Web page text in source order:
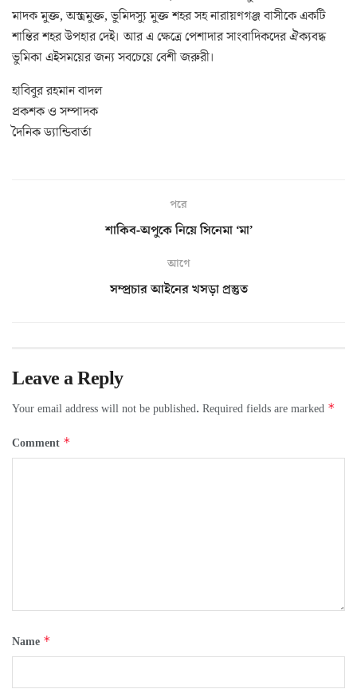
মাদক মুক্ত, অস্ত্রমুক্ত, ভুমিদস্যু মুক্ত শহর সহ নারায়ণগঞ্জ বাসীকে একটি
শান্তির শহর উপহার দেই। আর এ ক্ষেত্রে পেশাদার সাংবাদিকদের ঐক্যবদ্ধ
ভুমিকা এইসময়ের জন্য সবচেয়ে বেশী জরুরী।
হাবিবুর রহমান বাদল
প্রকশক ও সম্পাদক
দৈনিক ড্যান্ডিবার্তা
পরে
শাকিব-অপুকে নিয়ে সিনেমা ‘মা’
আগে
সম্প্রচার আইনের খসড়া প্রস্তুত
Leave a Reply
Your email address will not be published. Required fields are marked *
Comment *
Name *